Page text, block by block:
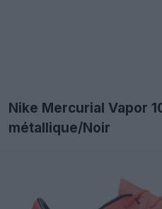
Nike Mercurial Vapor
métallique/Noir